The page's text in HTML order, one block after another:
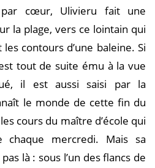
par cœur, Ulivieru fait une
la plage, vers ce lointain qui
contours d’une baleine. Si
tout de suite ému à la vue
il est aussi saisi par la
le monde de cette fin du
cours du maître d’école qui
chaque mercredi. Mais sa
là : sous l’un des flancs de